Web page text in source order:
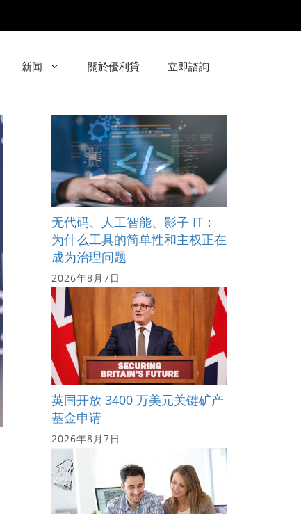
新闻 關於優利貸 立即諮詢
无代码、人工智能、影子 IT：
为什么工具的简单性和主权正在
成为治理问题
2026年8月7日
英国开放 3400 万美元关键矿产
基金申请
2026年8月7日